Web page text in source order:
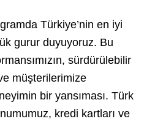
Türkiye’nin en iyi
gurur duyuyoruz. Bu
sürdürülebilir
müşterilerimize
bir yansıması. Türk
kredi kartları ve